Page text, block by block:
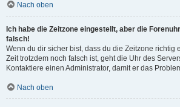
Nach oben
Ich habe die Zeitzone eingestellt, aber die
falsch!
Wenn du dir sicher bist, dass du die Zeitzone richtig
Zeit trotzdem noch falsch ist, geht die Uhr des
Kontaktiere einen Administrator, damit er das
Nach oben